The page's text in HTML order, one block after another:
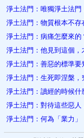
淨土法門：唯獨淨土法
淨土法門：物質根本不
淨土法門：病痛怎麼來的
淨土法門：他見到這個，
淨土法門：善惡的標準要
淨土法門：生死即涅槃，
淨土法門：讀經的時候
淨土法門：對待這些惡
淨土法門：何為「業力」